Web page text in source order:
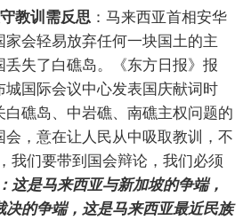
教训需反思 ：马来西亚首相安华
会轻易放弃任何一块国土的主
失了白礁岛。《东方日报》报
国际会议中心发表国庆献词时
礁岛、中岩礁、南礁主权问题的
，意在让人民从中吸取教训，不
我们要带到国会辩论，我们必须
这是马来西亚与新加坡的争端，
决的争端，这是马来西亚最近民族